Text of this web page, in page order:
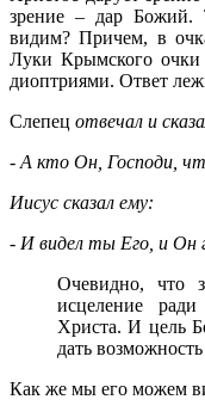
зрение – дар Божий.
видим? Причем, в
Луки Крымского
диоптриями. Ответ
Слепец отвечал и
- А кто Он, Господи,
Иисус сказал ему:
- И видел ты Его, и Он
Очевидно, что
исцеление
Христа. И цель
дать
Как же мы его можем